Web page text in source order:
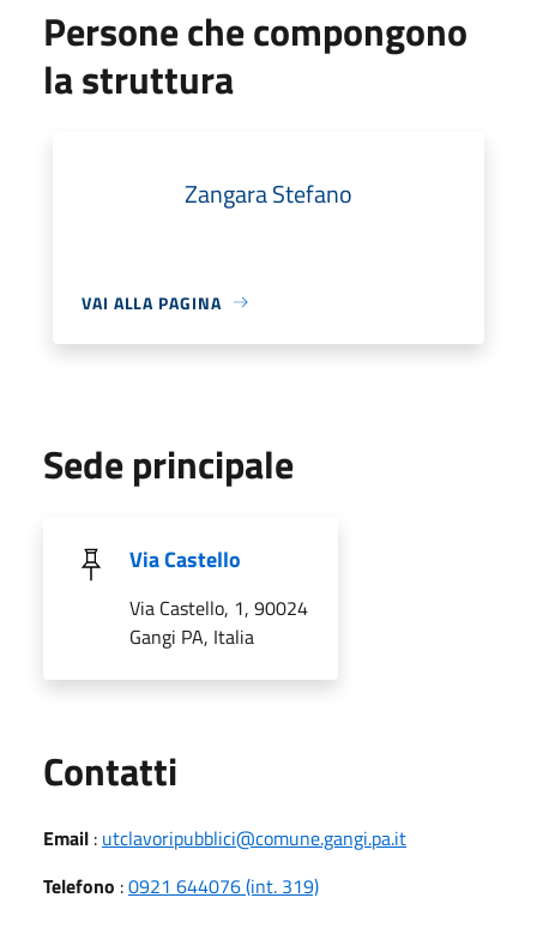
Persone che compongono
la struttura
Zangara Stefano
VAI ALLA PAGINA
Sede principale
Via Castello
Via Castello, 1, 90024
Gangi PA, Italia
Contatti
Email : utclavoripubblici@comune.gangi.pa.it
Telefono :0921 644076 (int. 319)